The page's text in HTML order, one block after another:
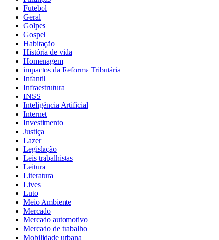
Futebol
Geral
Golpes
Gospel
Habitação
História de vida
Homenagem
impactos da Reforma Tributária
Infantil
Infraestrutura
INSS
Inteligência Artificial
Internet
Investimento
Justiça
Lazer
Legislação
Leis trabalhistas
Leitura
Literatura
Lives
Luto
Meio Ambiente
Mercado
Mercado automotivo
Mercado de trabalho
Mobilidade urbana